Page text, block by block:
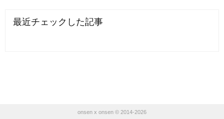
最近チェックした記事
onsen x onsen © 2014-2026